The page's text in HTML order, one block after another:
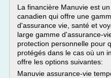
La financière Manuvie est
canadien qui offre une
d'assurance vie, santé et
large gamme d'assurance-
protection personnelle pour
protégés dans le cas où un
offre les options suivantes:
Manuvie assurance-vie